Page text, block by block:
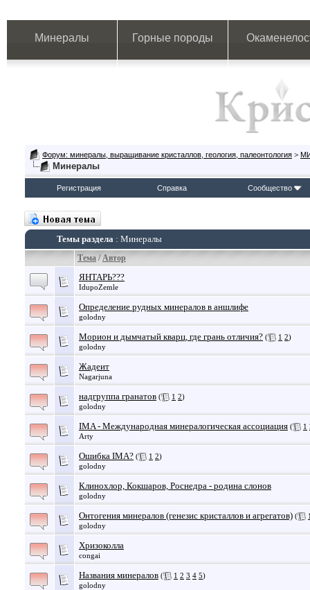
Минералы Горные породы
Форум: минералы, выращивание кристаллов, геология, палеонтология >
Минералы
Регистрация Справка Сообщество
Темы раздела : Минералы
Тема /Автор
ЯНТАРЬ???
IdupoZemle
Определение рудных минералов в аншлифе
golodny
Морион и дымчатый кварц, где грань отличия? ( 1 2)
golodny
Жадеит
Nagarjuna
надгруппа гранатов ( 1 2)
golodny
IMA - Международная минералогическая ассоциация ( 1
Arty
Ошибка IMA? ( 1 2)
golodny
Клинохлор, Кокшаров, Роснедра - родина слонов
golodny
Онтогения минералов (генезис кристаллов и агрегатов) (
golodny
Хризоколла
congai
Названия минералов ( 1 2 3 4 5)
golodny